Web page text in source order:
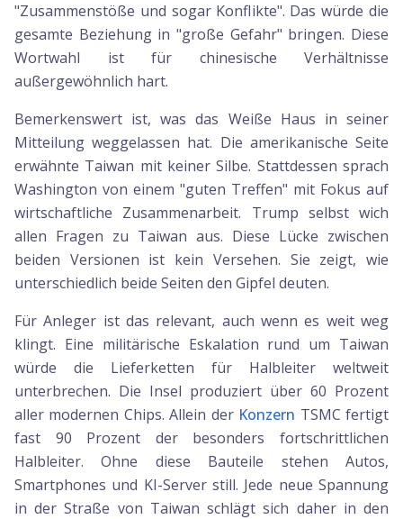
"Zusammenstöße und sogar Konflikte". Das würde die
gesamte Beziehung in "große Gefahr" bringen. Diese
Wortwahl ist für chinesische Verhältnisse
außergewöhnlich hart.
Bemerkenswert ist, was das Weiße Haus in seiner
Mitteilung weggelassen hat. Die amerikanische Seite
erwähnte Taiwan mit keiner Silbe. Stattdessen sprach
Washington von einem "guten Treffen" mit Fokus auf
wirtschaftliche Zusammenarbeit. Trump selbst wich
allen Fragen zu Taiwan aus. Diese Lücke zwischen
beiden Versionen ist kein Versehen. Sie zeigt, wie
unterschiedlich beide Seiten den Gipfel deuten.
Für Anleger ist das relevant, auch wenn es weit weg
klingt. Eine militärische Eskalation rund um Taiwan
würde die Lieferketten für Halbleiter weltweit
unterbrechen. Die Insel produziert über 60 Prozent
aller modernen Chips. Allein der Konzern TSMC fertigt
fast 90 Prozent der besonders fortschrittlichen
Halbleiter. Ohne diese Bauteile stehen Autos,
Smartphones und KI-Server still. Jede neue Spannung
in der Straße von Taiwan schlägt sich daher in den